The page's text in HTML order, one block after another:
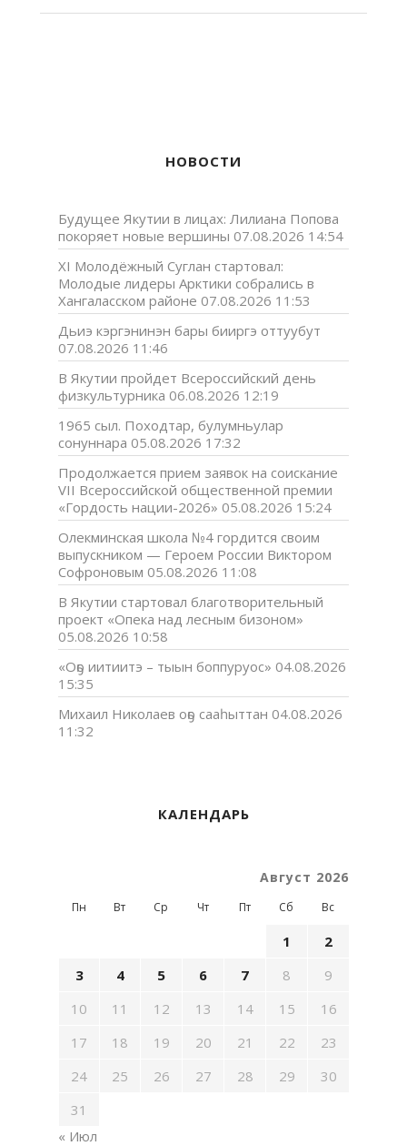
НОВОСТИ
Будущее Якутии в лицах: Лилиана Попова
покоряет новые вершины 07.08.2026 14:54
XI Молодёжный Суглан стартовал:
Молодые лидеры Арктики собрались в
Хангаласском районе 07.08.2026 11:53
Дьиэ кэргэнинэн бары бииргэ оттуубут
07.08.2026 11:46
В Якутии пройдет Всероссийский день
физкультурника 06.08.2026 12:19
1965 сыл. Походтар, булумньулар
сонуннара 05.08.2026 17:32
Продолжается прием заявок на соискание
VII Всероссийской общественной премии
«Гордость нации-2026» 05.08.2026 15:24
Олекминская школа №4 гордится своим
выпускником — Героем России Виктором
Софроновым 05.08.2026 11:08
В Якутии стартовал благотворительный
проект «Опека над лесным бизоном»
05.08.2026 10:58
«Оҕо иитиитэ – тыын боппуруос» 04.08.2026
15:35
Михаил Николаев оҕо сааһыттан 04.08.2026
11:32
КАЛЕНДАРЬ
Август 2026
Пн Вт Ср Чт Пт Сб Вс
1
2
3
4 5 6 7 8
9
10
11 12 13 14 15
16
17
18 19 20 21 22
23
24
25 26 27 28 29
30
31
« Июл